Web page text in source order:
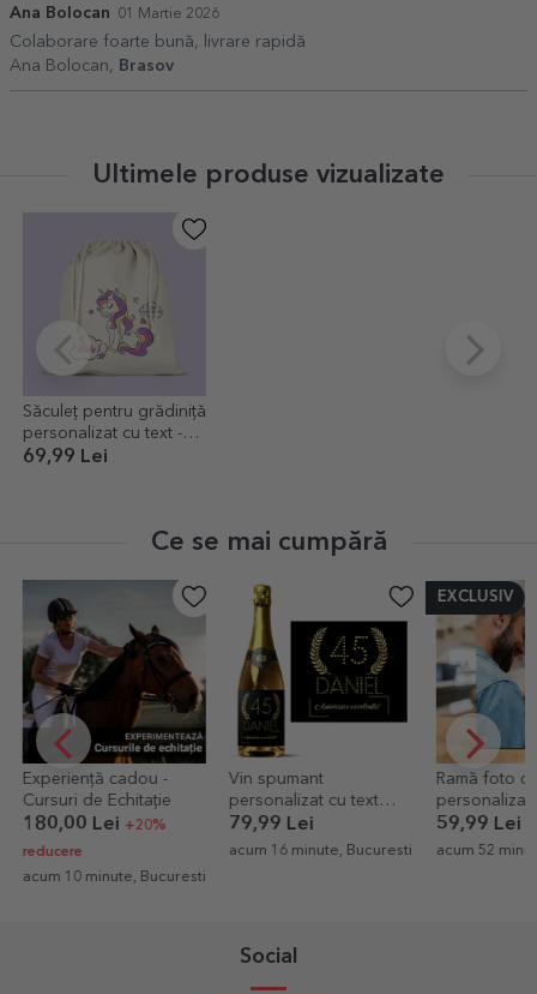
Ana Bolocan 01 Martie 2026
Colaborare foarte bună, livrare rapidă
Ana Bolocan,
Brasov
Ultimele produse vizualizate
Săculeț pentru grădiniță
personalizat cu text -
Unicorn
69,99 Lei
Ce se mai cumpără
Experiență cadou -
Cursuri de Echitație
180,00 Lei +20%
reducere
acum 10 minute, Bucuresti
Vin spumant
personalizat cu text
pentru zi de naștere -
Gold
79,99 Lei
acum 16 minute, Bucuresti
EXCLUSIV
Ramă foto
poză portret
59,99 Lei
acum 52
Social